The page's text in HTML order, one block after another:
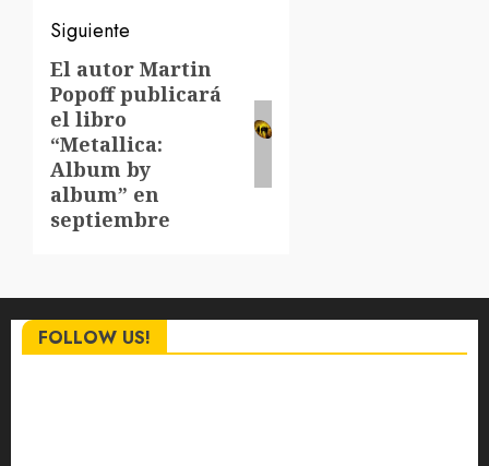
Siguiente
Siguiente
entrada:
El autor Martin
Popoff publicará
el libro
“Metallica:
Album by
album” en
septiembre
FOLLOW US!